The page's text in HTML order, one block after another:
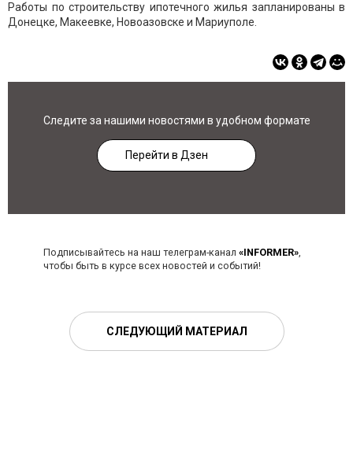
Работы по строительству ипотечного жилья запланированы в
Донецке, Макеевке, Новоазовске и Мариуполе.
Следите за нашими новостями в удобном формате
Перейти в Дзен
Подписывайтесь на наш телеграм-канал «INFORMER»,
чтобы быть в курсе всех новостей и событий!
СЛЕДУЮЩИЙ МАТЕРИАЛ